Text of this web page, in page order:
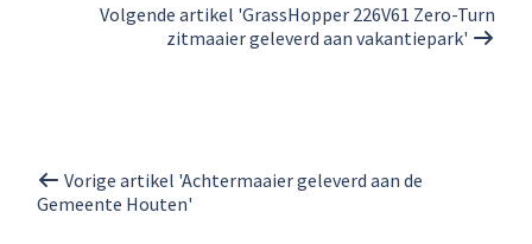
Volgende artikel 'GrassHopper 226V61 Zero-Turn
zitmaaier geleverd aan vakantiepark'
Vorige artikel 'Achtermaaier geleverd aan de
Gemeente Houten'